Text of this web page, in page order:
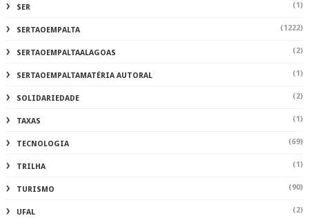
SER (1)
SERTAOEMPALTA (1222)
SERTAOEMPALTAALAGOAS (2)
SERTAOEMPALTAMATÉRIA AUTORAL (1)
SOLIDARIEDADE (2)
TAXAS (1)
TECNOLOGIA (69)
TRILHA (1)
TURISMO (90)
UFAL (2)